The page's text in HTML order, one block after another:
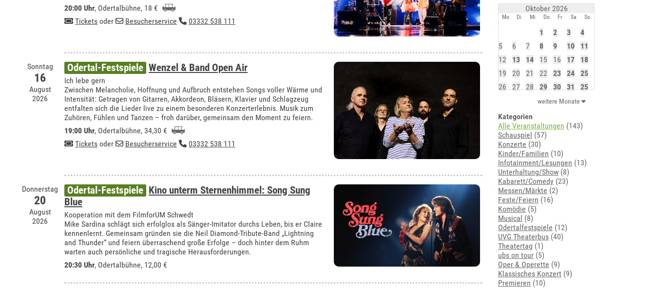
20:00 Uhr, Odertalbühne, 18 €
Tickets oder Besucherservice 03332 538 111
Sonntag
16
August
2026
Odertal-Festspiele Wenzel & Band Open Air
Ich lebe gern
Zwischen Melancholie, Hoffnung und Aufbruch entstehen Songs voller Wärme und
Intensität: Getragen von Gitarren, Akkordeon, Bläsern, Klavier und Schlagzeug
entfalten sich die Lieder live zu einem besonderen Konzerterlebnis. Musik zum
Zuhören, Fühlen und Tanzen – froh darüber, gemeinsam den Moment zu feiern.
19:00 Uhr, Odertalbühne, 34,30 €
Tickets oder Besucherservice 03332 538 111
Donnerstag
20
August
2026
Odertal-Festspiele Kino unterm Sternenhimmel: Song Sung
Blue
Kooperation mit dem FilmforUM Schwedt
Mike Sardina schlägt sich erfolglos als Sänger-Imitator durchs Leben, bis er Claire
kennenlernt. Gemeinsam gründen sie die Neil Diamond-Tribute-Band „Lightning
and Thunder“ und feiern überraschend große Erfolge – doch hinter dem Ruhm
warten auch persönliche und tragische Herausforderungen.
20:30 Uhr, Odertalbühne, 12,00 €
Oktober 2026
Mo Di Mi Do Fr Sa So
1 2 3
4
5
6 7 8 9 10
11
12
13 14 15 16 17
18
19
20 21 22 23 24
25
26
27 28 29 30 31 25
weitere Monate
Kategorien
Alle Veranstaltungen (143)
Schauspiel (57)
Konzerte (30)
Kinder/Familien (10)
Infotainment/Lesungen (13)
Unterhaltung/Show (8)
Kabarett/Comedy (23)
Messen/Märkte (2)
Feste/Feiern (16)
Komödie (5)
Musical (8)
Odertalfestspiele (12)
UVG Theaterbus (40)
Theatertag (1)
ubs on tour (5)
Oper & Operette (9)
Klassisches Konzert (9)
Premieren (10)